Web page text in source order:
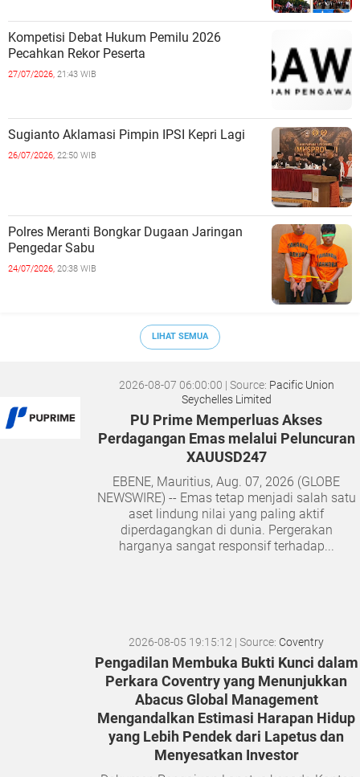
Kompetisi Debat Hukum Pemilu 2026
Pecahkan Rekor Peserta
27/07/2026, 21:43 WIB
Sugianto Aklamasi Pimpin IPSI Kepri Lagi
26/07/2026, 22:50 WIB
Polres Meranti Bongkar Dugaan Jaringan
Pengedar Sabu
24/07/2026, 20:38 WIB
LIHAT SEMUA
2026-08-07 06:00:00 | Source: Pacific Union
Seychelles Limited
PU Prime Memperluas Akses
Perdagangan Emas melalui Peluncuran
XAUUSD247
EBENE, Mauritius, Aug. 07, 2026 (GLOBE
NEWSWIRE) -- Emas tetap menjadi salah satu
aset lindung nilai yang paling aktif
diperdagangkan di dunia. Pergerakan
harganya sangat responsif terhadap...
2026-08-05 19:15:12 | Source: Coventry
Pengadilan Membuka Bukti Kunci dalam
Perkara Coventry yang Menunjukkan
Abacus Global Management
Mengandalkan Estimasi Harapan Hidup
yang Lebih Pendek dari Lapetus dan
Menyesatkan Investor